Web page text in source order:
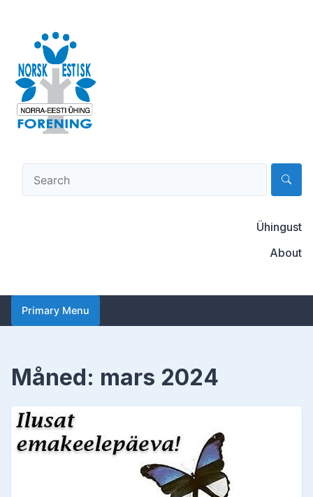
content
Norsk-estisk forening
Ühingust
About
Primary Menu
Måned: mars 2024